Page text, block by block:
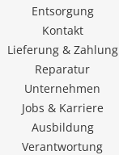
Entsorgung
Kontakt
Lieferung & Zahlung
Reparatur
Unternehmen
Jobs & Karriere
Ausbildung
Verantwortung